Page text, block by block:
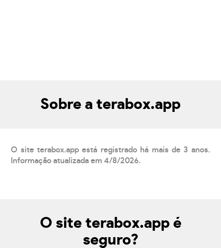
Sobre a terabox.app
O site terabox.app está registrado há mais de 3 anos.
Informação atualizada em 4/8/2026.
O site terabox.app é
seguro?